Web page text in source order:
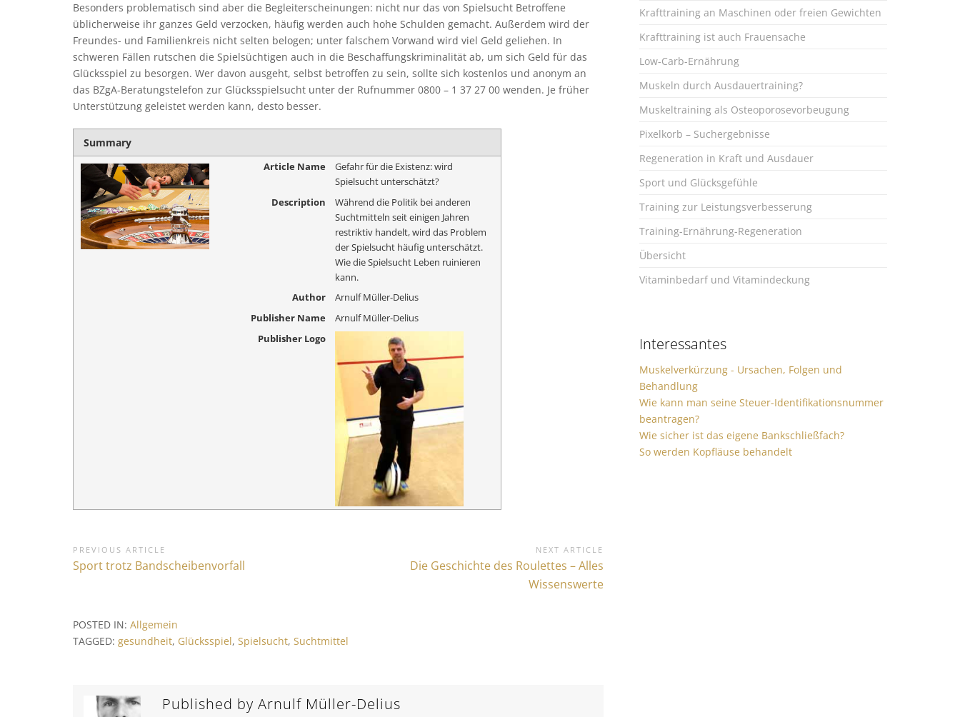
Besonders problematisch sind aber die Begleiterscheinungen: nicht nur das von Spielsucht Betroffene
üblicherweise ihr ganzes Geld verzocken, häufig werden auch hohe Schulden gemacht. Außerdem wird der
Freundes- und Familienkreis nicht selten belogen; unter falschem Vorwand wird viel Geld geliehen. In
schweren Fällen rutschen die Spielsüchtigen auch in die Beschaffungskriminalität ab, um sich Geld für das
Glücksspiel zu besorgen. Wer davon ausgeht, selbst betroffen zu sein, sollte sich kostenlos und anonym an
das BZgA-Beratungstelefon zur Glücksspielsucht unter der Rufnummer 0800 – 1 37 27 00 wenden. Je früher
Unterstützung geleistet werden kann, desto besser.
Summary
Article Name
Gefahr für die Existenz: wird
Spielsucht unterschätzt?
Description
Während die Politik bei anderen
Suchtmitteln seit einigen Jahren
restriktiv handelt, wird das Problem
der Spielsucht häufig unterschätzt.
Wie die Spielsucht Leben ruinieren
kann.
Author
Arnulf Müller-Delius
Publisher Name
Arnulf Müller-Delius
Publisher Logo
B
e
t
r
PREVIOUS ARTICLE
P
i
o
Sport trotz Bandscheibenvorfall
NEXT ARTICLE
N
Die Geschichte des Roulettes – Alles
Wissenswerte
POSTED IN: Allgemein
TAGGED: gesundheit, Glücksspiel, Spielsucht, Suchtmittel
Published by Arnulf Müller-Delius
Krafttraining an Maschinen oder freien Gewichten
Krafttraining ist auch Frauensache
Low-Carb-Ernährung
Muskeln durch Ausdauertraining?
Muskeltraining als Osteoporosevorbeugung
Pixelkorb – Suchergebnisse
Regeneration in Kraft und Ausdauer
Sport und Glücksgefühle
Training zur Leistungsverbesserung
Training-Ernährung-Regeneration
Übersicht
Vitaminbedarf und Vitamindeckung
Interessantes
Muskelverkürzung - Ursachen, Folgen und
Behandlung
Wie kann man seine Steuer-Identifikationsnummer
beantragen?
Wie sicher ist das eigene Bankschließfach?
So werden Kopfläuse behandelt